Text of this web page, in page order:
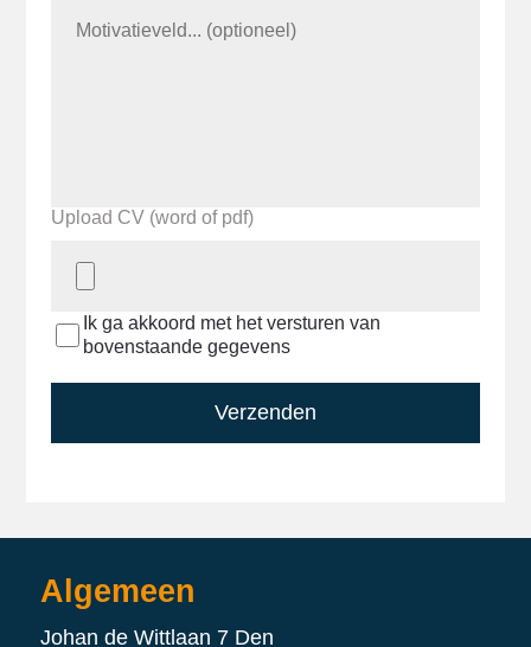
Upload CV (word of pdf)
Ik ga akkoord met het versturen van
bovenstaande gegevens
Verzenden
Algemeen
Johan de Wittlaan 7 Den